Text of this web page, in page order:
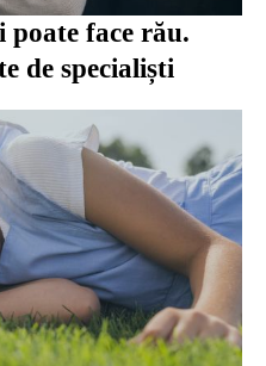
face rău.
de specialiști